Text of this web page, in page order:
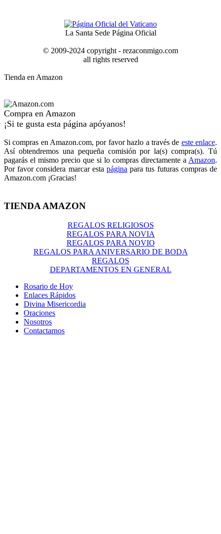
La Santa Sede Página Oficial
© 2009-2024 copyright - rezaconmigo.com
all rights reserved
Tienda en Amazon
Compra en Amazon
¡Si te gusta esta página apóyanos!
Si compras en Amazon.com, por favor hazlo a través de este enlace.
Así obtendremos una pequeña comisión por la(s) compra(s). Tú
pagarás el mismo precio que si lo compras directamente a Amazon.
Por favor considera marcar esta página para tus futuras compras de
Amazon.com ¡Gracias!
TIENDA AMAZON
REGALOS RELIGIOSOS
REGALOS PARA NOVIA
REGALOS PARA NOVIO
REGALOS PARA ANIVERSARIO DE BODA
REGALOS
DEPARTAMENTOS EN GENERAL
Rosario de Hoy
Enlaces Rápidos
Divina Misericordia
Oraciones
Nosotros
Contactarnos